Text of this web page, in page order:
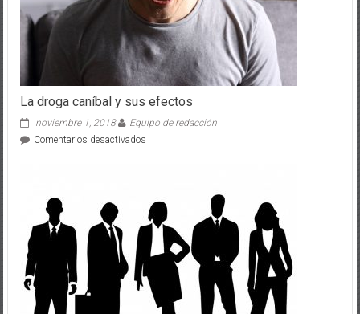
La droga caníbal y sus efectos
noviembre 1, 2018
Equipo de redacción
Comentarios desactivadosen
sus
efectos